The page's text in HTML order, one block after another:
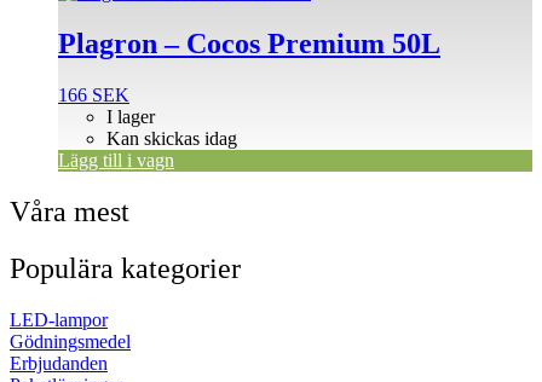
Plagron – Cocos Premium 50L
166 SEK
I lager
Kan skickas idag
Lägg till i vagn
Våra mest
Populära kategorier
LED-lampor
Gödningsmedel
Erbjudanden